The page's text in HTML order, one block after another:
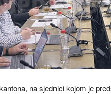
na sjednici kojom je